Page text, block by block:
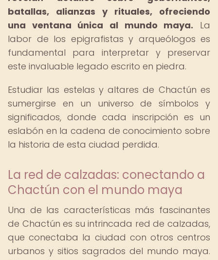
batallas, alianzas y rituales, ofreciendo
una ventana única al mundo maya. La
labor de los epigrafistas y arqueólogos es
fundamental para interpretar y preservar
este invaluable legado escrito en piedra.
Estudiar las estelas y altares de Chactún es
sumergirse en un universo de símbolos y
significados, donde cada inscripción es un
eslabón en la cadena de conocimiento sobre
la historia de esta ciudad perdida.
La red de calzadas: conectando a
Chactún con el mundo maya
Una de las características más fascinantes
de Chactún es su intrincada red de calzadas,
que conectaba la ciudad con otros centros
urbanos y sitios sagrados del mundo maya.